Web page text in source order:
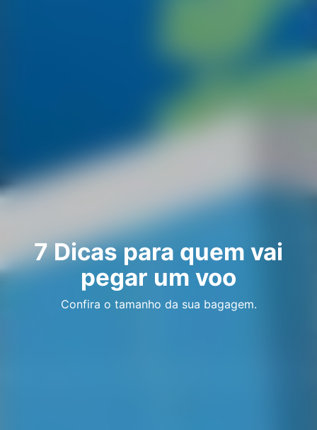
7 Dicas para quem vai
pegar um voo
Confira o tamanho da sua bagagem.